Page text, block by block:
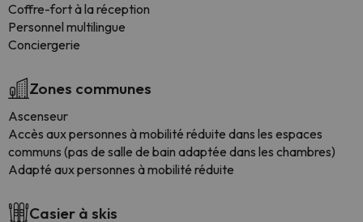
Coffre-fort à la réception
Personnel multilingue
Conciergerie
Zones communes
Ascenseur
Accès aux personnes à mobilité réduite dans les espaces
communs (pas de salle de bain adaptée dans les chambres)
Adapté aux personnes à mobilité réduite
Casier à skis